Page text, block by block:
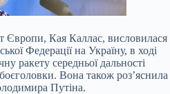
Європи, Кая Каллас, висловилася
Федерації на Україну, в ході
ракету середньої дальності
Вона також роз’яснила
Путіна.